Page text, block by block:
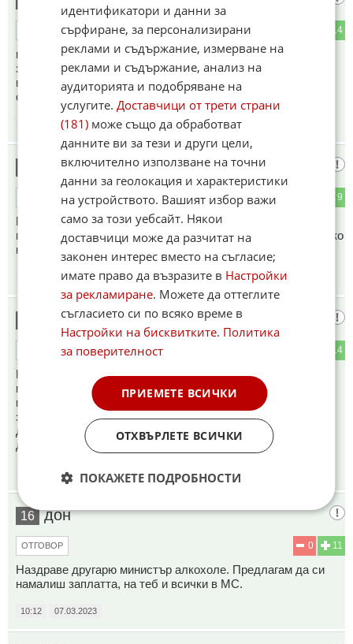
14
ОТГОВОР
продължава да наблюдава цените и нищо да не прави
защото няма връзка със реалния свят.Най-големия
виновник за високите цени остава този наблюдател на
събития.
07.03.2023
Коментар
9
ОТГОВОР
Прибирайте ги такива в психиатриите и не им давайте да
говорят по медиите.На нас не са ни повишили доходите.Ако
на него са ги повишили е друг въпрос.
07.03.2023
Ягуар
14
ОТГОВОР
Нямам думи просто! Този е някаква комбинация от
манипулатор и пълен идиот!Разбрахте ли сега?Цените
постоянно скачат, но доходите не трябва да се вдигат,
защото ще вдигнем и инфлацията! Този заслужава да му
дадат Нобел за икономика, а с него и тиквен медал на
десетилетието!
07.03.2023
16 дон
11
0
ОТГОВОР
Наздраве другарю министър алкохоле. Предлагам да си
намалиш заплатта, на теб и всички в МС.
10:12 07.03.2023
идентификатори и данни за
сърфиране, за персонализирани
реклами и съдържание, измерване на
реклами и съдържание, анализ на
аудиторията и подобряване на
услугите.Доставчици от трети страни
(181) може също да обработват
данните ви за тези и други цели,
включително използване на точни
данни за геолокация и характеристики
на устройството. Вашият избор важи
само за този уебсайт. Някои
доставчици може да разчитат на
законен интерес вместо на съгласие;
имате право да възразите в Настройки
за рекламиране. Можете да оттеглите
съгласието си по всяко време в
Настройки на бисквитките. Политика
за поверителност
ПРИЕМЕТЕ ВСИЧКИ
ОТХВЪРЛЕТЕ ВСИЧКИ
ПОКАЖЕТЕ ПОДРОБНОСТИ